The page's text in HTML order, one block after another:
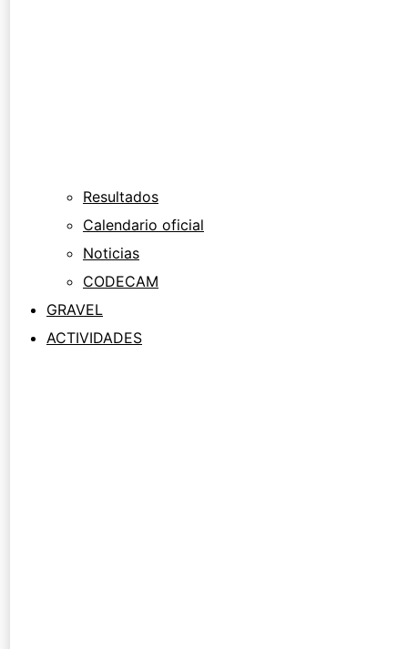
Resultados
Calendario oficial
Noticias
CODECAM
GRAVEL
ACTIVIDADES